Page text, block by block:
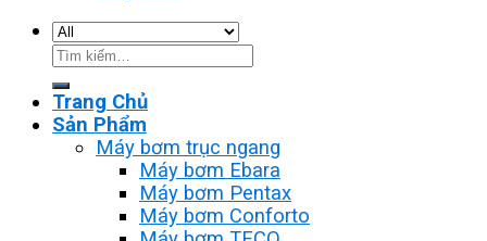
Tìm
Trang Chủ
Sản Phẩm
Máy bơm trục ngang
Máy bơm Ebara
Máy bơm Pentax
Máy bơm Conforto